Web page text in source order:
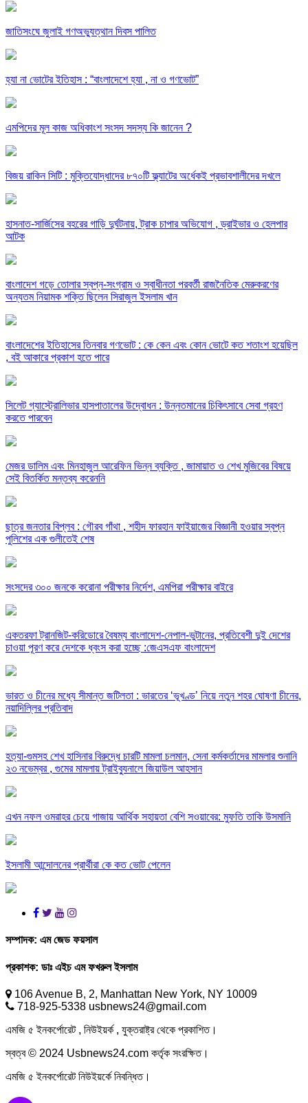
জাতিসংঘে জুলাই গণঅভ্যুত্থান দিবস পালিত
হ্যা না ভোটের ইতিহাস : “বাংলাদেশে হ্যা , না ও গণভোট”
এমপিদের মূল কাজ অধিকাংশ সংসদ সদস্য কি জানেন ?
বিজয় রাকিন সিটি : মুক্তিযোদ্ধাদের ৮৭০টি ফ্ল্যাটের অর্ধেকই প্রভাবশালীদের দখলে
হাসনাত-সার্জিসের বহরের গাড়ি দুর্ঘটনায়, ট্রাক চাপার অভিযোগ , ড্রাইভার ও হেলপার
আটক
বাংলাদেশ গড়ে তোলার স্বপ্ন-সংগ্রাম ও স্বাধীনতা পরবর্তী রাজনৈতিক মেরুকরণের
অন্যতম নিয়ামক শক্তি ছিলেন সিরাজুল ইসলাম খান
বাংলাদেশের ইতিহাসের তিনবার গণভোট : কে কেন এবং কোন ভোটে কত শতাংশ হয়েছিল
, বই আকারে প্রকাশ হতে পারে
সিলেট গ্যাস্ট্রোলিভার হাসপাতালের উদ্বোধন : উন্নতমানের চিকিৎসাবে সেবা গ্রহণ
করতে পারবেন
মেজর ডালিম এবং মিনহাজুল আরেফিন ভিন্ন ব্যক্তি , জামায়াত ও শেখ মুজিবের বিষয়ে
সেই বিতর্কিত মন্তব্য করেননি
ছাত্র জনতার বিপ্লব : গৌরব গাঁথা , শহীদ ফারহান ফাইয়াজের বিজ্ঞানী হওয়ার স্বপ্ন
পুলিশের এক গুলীতেই শেষ
সংসদের ৩০০ জনকে করোনা পরীক্ষার নির্দেশ, এমপিরা পরীক্ষার বাইরে
একতরফা ট্রানজিট-করিডোরে বৈষম্য বাংলাদেশ-নেপাল-ভুটানের, প্রতিবেশী দুই দেশের
চাওয়া পূরণ করে দেশকে ধ্বংস করা হচ্ছে :জেএসএফ বাংলাদেশ
ভারত ও চীনের মধ্যে সীমান্ত জটিলতা : ভারতের ‘ভূখণ্ড’ নিয়ে নতুন শহর ঘোষণা চীনের,
নয়াদিল্লির প্রতিবাদ
হত্যা-গুমসহ শেখ হাসিনার বিরুদ্ধে চারটি মামলা চলমান, সেনা কর্মকর্তাদের মামলার শুনানি
২৩ নভেম্বর , গুমের মামলায় ট্রাইব্যুনালে জিয়াউল আহসান
এখন নফল ওমরাহর চেয়ে গাজায় আর্থিক সহায়তা বেশি সওয়াবের: মুফতি তাকি উসমানি
ইসলামী আন্দোলনের প্রার্থীরা কে কত ভোট পেলেন
সম্পাদক: এম জেড ফয়সাল
প্রকাশক: ডাঃ এইচ এম ফখরুল ইসলাম
106 Avenue B, 2, Manhattan New York, NY 10009
718-925-5338 usbnews24@gmail.com
এমজি ৫ ইনকর্পোরেট , নিউইয়র্ক , যুক্তরাষ্ট্র থেকে প্রকাশিত।
স্বত্ব © 2024 Usbnews24.com কর্তৃক সংরক্ষিত।
এমজি ৫ ইনকর্পোরেট নিউইয়র্কে নিবন্ধিত।